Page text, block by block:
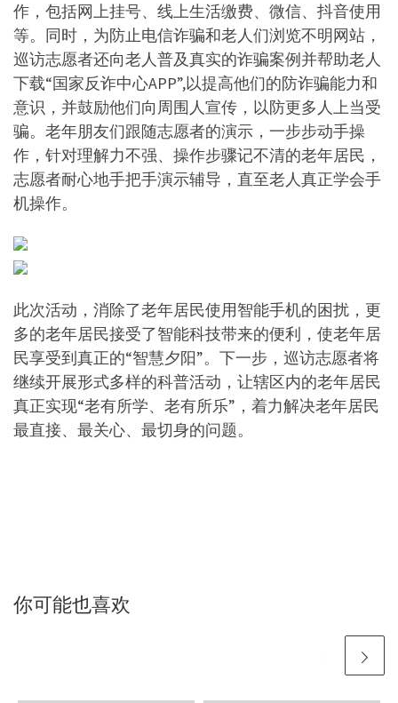
作，包括网上挂号、线上生活缴费、微信、抖音使用
等。同时，为防止电信诈骗和老人们浏览不明网站，
巡访志愿者还向老人普及真实的诈骗案例并帮助老人
下载“国家反诈中心APP”,以提高他们的防诈骗能力和
意识，并鼓励他们向周围人宣传，以防更多人上当受
骗。老年朋友们跟随志愿者的演示，一步步动手操
作，针对理解力不强、操作步骤记不清的老年居民，
志愿者耐心地手把手演示辅导，直至老人真正学会手
机操作。
此次活动，消除了老年居民使用智能手机的困扰，更
多的老年居民接受了智能科技带来的便利，使老年居
民享受到真正的“智慧夕阳”。下一步，巡访志愿者将
继续开展形式多样的科普活动，让辖区内的老年居民
真正实现“老有所学、老有所乐”，着力解决老年居民
最直接、最关心、最切身的问题。
你可能也喜欢